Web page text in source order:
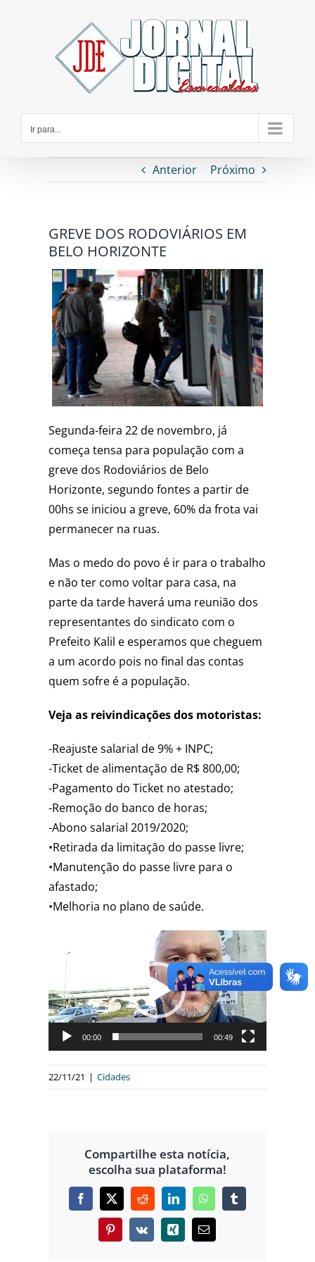
Ir para...
Anterior Próximo
GREVE DOS RODOVIÁRIOS EM
BELO HORIZONTE
Segunda-feira 22 de novembro, já
começa tensa para população com a
greve dos Rodoviários de Belo
Horizonte, segundo fontes a partir de
00hs se iniciou a greve, 60% da frota vai
permanecer na ruas.
Mas o medo do povo é ir para o trabalho
e não ter como voltar para casa, na
parte da tarde haverá uma reunião dos
representantes do sindicato com o
Prefeito Kalil e esperamos que cheguem
a um acordo pois no final das contas
quem sofre é a população.
Veja as reivindicações dos motoristas:
-Reajuste salarial de 9% + INPC;
-Ticket de alimentação de R$ 800,00;
-Pagamento do Ticket no atestado;
-Remoção do banco de horas;
-Abono salarial 2019/2020;
•Retirada da limitação do passe livre;
•Manutenção do passe livre para o
afastado;
•Melhoria no plano de saúde.
vídeo
00:00 00:49
22/11/21 | Cidades
Compartilhe esta notícia,
escolha sua plataforma!
Facebook
X RedditLinkedInWhatsAppTumblr
Pinterest
Vk Xing
E-